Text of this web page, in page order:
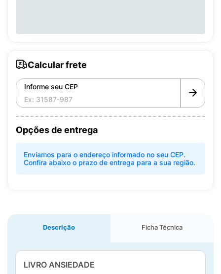
Calcular frete
Informe seu CEP
Opções de entrega
Enviamos para o endereço informado no seu CEP.
Confira abaixo o prazo de entrega para a sua região.
Descrição Ficha Técnica
LIVRO ANSIEDADE